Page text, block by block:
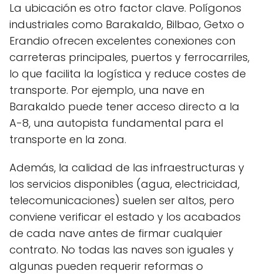
La ubicación es otro factor clave. Polígonos
industriales como Barakaldo, Bilbao, Getxo o
Erandio ofrecen excelentes conexiones con
carreteras principales, puertos y ferrocarriles,
lo que facilita la logística y reduce costes de
transporte. Por ejemplo, una nave en
Barakaldo puede tener acceso directo a la
A-8, una autopista fundamental para el
transporte en la zona.
Además, la calidad de las infraestructuras y
los servicios disponibles (agua, electricidad,
telecomunicaciones) suelen ser altos, pero
conviene verificar el estado y los acabados
de cada nave antes de firmar cualquier
contrato. No todas las naves son iguales y
algunas pueden requerir reformas o